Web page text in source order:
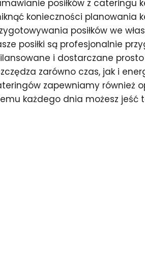
posiłków z cateringu
konieczności planowania
posiłków we
posiłki są profesjonalnie
i dostarczane
zarówno czas, jak i
zapewniamy również
każdego dnia możesz jeść